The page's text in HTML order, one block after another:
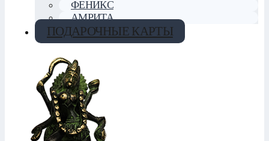
ФЕНИКС
АМРИТА
ПОДАРОЧНЫЕ КАРТЫ